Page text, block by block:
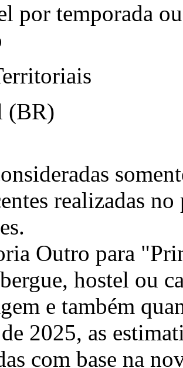
por temporada
(BR)
realizadas
Outro para
hostel ou
e também
2025, as
com base na